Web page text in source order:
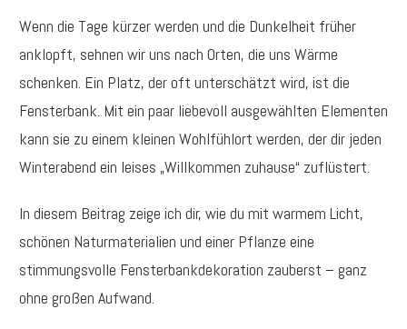
Wenn die Tage kürzer werden und die Dunkelheit früher
anklopft, sehnen wir uns nach Orten, die uns Wärme
schenken. Ein Platz, der oft unterschätzt wird, ist die
Fensterbank. Mit ein paar liebevoll ausgewählten Elementen
kann sie zu einem kleinen Wohlfühlort werden, der dir jeden
Winterabend ein leises „Willkommen zuhause“ zuflüstert.
In diesem Beitrag zeige ich dir, wie du mit warmem Licht,
schönen Naturmaterialien und einer Pflanze eine
stimmungsvolle Fensterbankdekoration zauberst – ganz
ohne großen Aufwand.